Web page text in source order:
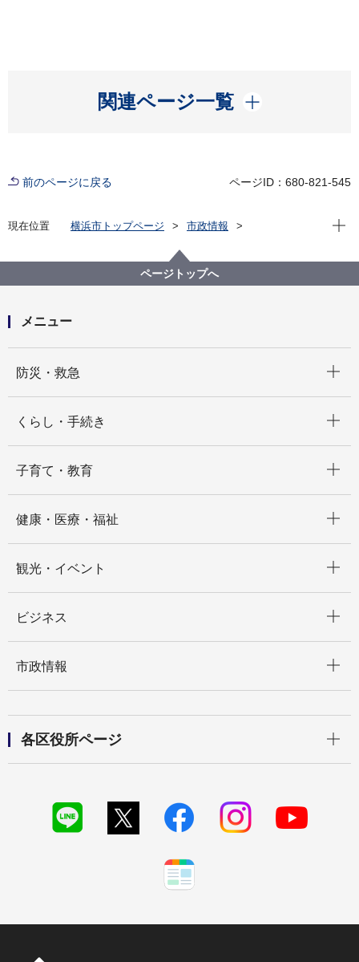
関連ページ一覧
開く
前のページに戻る ページID：680-821-545
現在位置 横浜市トップページ
市政情報
現在
ページトップへ
メニュー
防災・救急
くらし・手続き
子育て・教育
健康・医療・福祉
観光・イベント
ビジネス
市政情報
各区役所ページ